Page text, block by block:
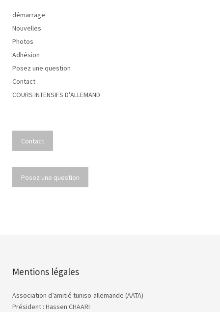
démarrage
Nouvelles
Photos
Adhésion
Posez une question
Contact
COURS INTENSIFS D’ALLEMAND
Contact
Posez une question
Mentions légales
Association d’amitié tuniso-allemande (AATA)
Président : Hassen CHAARI